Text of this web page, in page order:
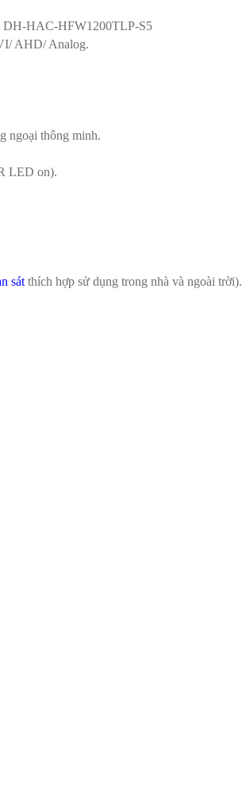
DH-HAC-HFW1200TLP-S5
AHD/ Analog.
ngoại thông minh.
LED on).
sát thích hợp sử dụng trong nhà và ngoài trời).